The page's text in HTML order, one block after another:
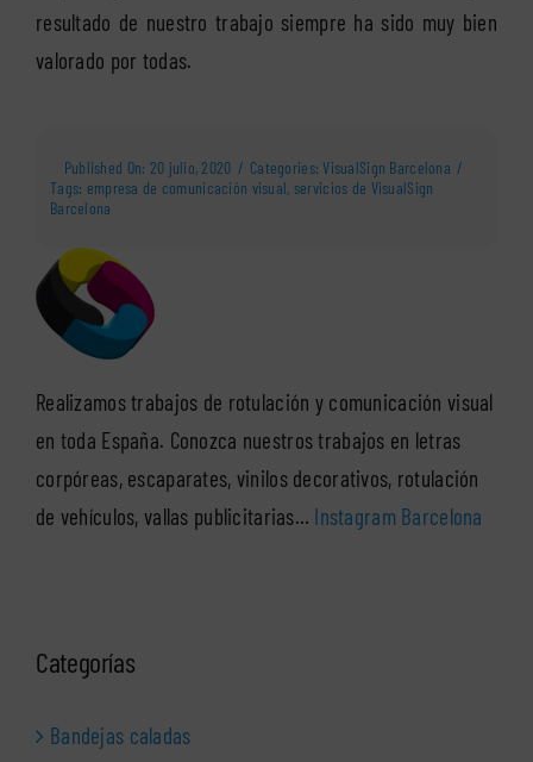
resultado de nuestro trabajo siempre ha sido muy bien
valorado por todas.
Published On: 20 julio, 2020 / Categories:VisualSign Barcelona /
Tags: empresa de comunicación visual, servicios de VisualSign
Barcelona
Realizamos trabajos de rotulación y comunicación visual
en toda España. Conozca nuestros trabajos en letras
corpóreas, escaparates, vinilos decorativos, rotulación
de vehículos, vallas publicitarias… Instagram Barcelona
Categorías
Bandejas caladas